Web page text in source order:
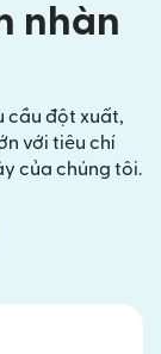
nhàn
cầu đột xuất,
với tiêu chí
của chúng tôi.